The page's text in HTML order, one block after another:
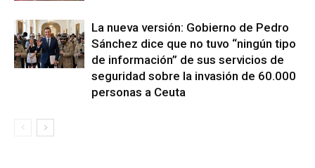
La nueva versión: Gobierno de Pedro
Sánchez dice que no tuvo “ningún tipo
de información” de sus servicios de
seguridad sobre la invasión de 60.000
personas a Ceuta